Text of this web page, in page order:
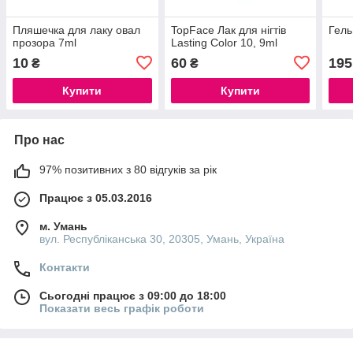
Пляшечка для лаку овал
прозора 7ml
10 ₴
Купити
TopFace Лак для нігтів
Lasting Color 10, 9ml
60₴
Купити
195
Про нас
97% позитивних з 80 відгуків за рік
Працює з 05.03.2016
м. Умань
вул. Республіканська 30, 20305, Умань, Україна
Контакти
Сьогодні працює з 09:00 до 18:00
Показати весь графік роботи